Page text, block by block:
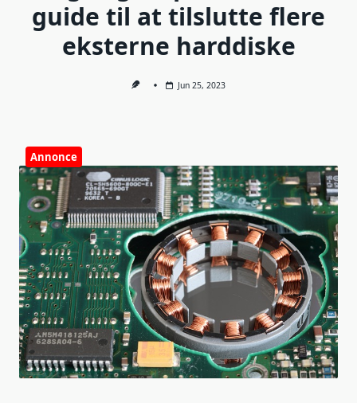
guide til at tilslutte flere
eksterne harddiske
Jun 25, 2023
Annonce